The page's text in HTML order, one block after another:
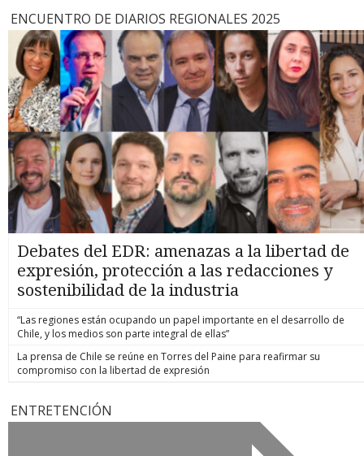
ENCUENTRO DE DIARIOS REGIONALES 2025
Debates del EDR: amenazas a la libertad de
expresión, protección a las redacciones y
sostenibilidad de la industria
“Las regiones están ocupando un papel importante en el desarrollo de
Chile, y los medios son parte integral de ellas”
La prensa de Chile se reúne en Torres del Paine para reafirmar su
compromiso con la libertad de expresión
ENTRETENCIÓN